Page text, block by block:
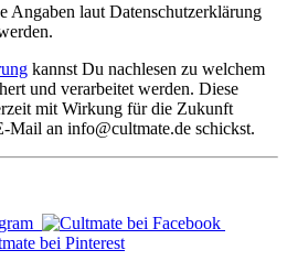
Angaben laut Datenschutzerklärung
kannst Du nachlesen zu welchem
und verarbeitet werden. Diese
mit Wirkung für die Zukunft
Mail an info@cultmate.de schickst.